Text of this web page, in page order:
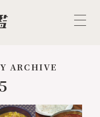
ARCHIVE